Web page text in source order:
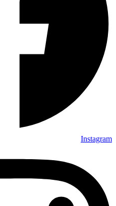
Instagram